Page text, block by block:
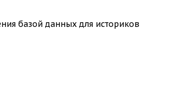
базой данных для историков